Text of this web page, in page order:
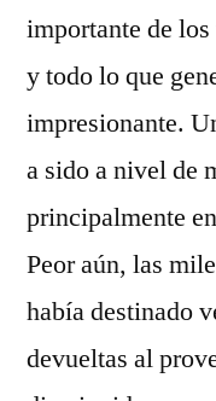
importante de
y todo lo que
impresionante.
a sido a nivel de
principalmente
Peor aún, las
había destinado
devueltas al